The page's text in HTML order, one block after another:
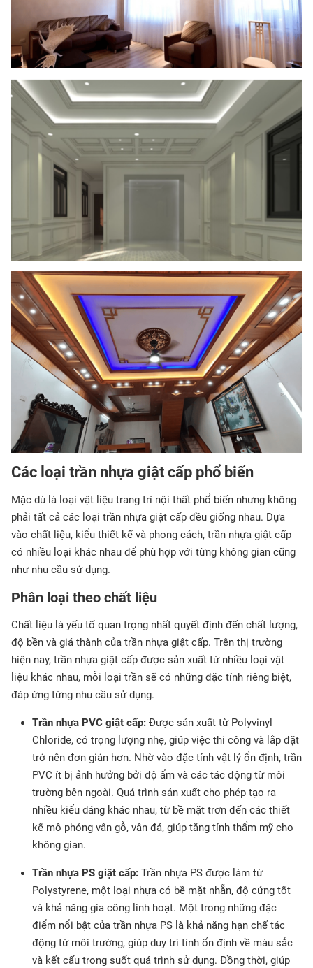
Các loại trần nhựa giật cấp phổ biến
Mặc dù là loại vật liệu trang trí nội thất phổ biến nhưng không
phải tất cả các loại trần nhựa giật cấp đều giống nhau. Dựa
vào chất liệu, kiểu thiết kế và phong cách, trần nhựa giật cấp
có nhiều loại khác nhau để phù hợp với từng không gian cũng
như nhu cầu sử dụng.
Phân loại theo chất liệu
Chất liệu là yếu tố quan trọng nhất quyết định đến chất lượng,
độ bền và giá thành của trần nhựa giật cấp. Trên thị trường
hiện nay, trần nhựa giật cấp được sản xuất từ nhiều loại vật
liệu khác nhau, mỗi loại trần sẽ có những đặc tính riêng biệt,
đáp ứng từng nhu cầu sử dụng.
Trần nhựa PVC giật cấp: Được sản xuất từ Polyvinyl
Chloride, có trọng lượng nhẹ, giúp việc thi công và lắp đặt
trở nên đơn giản hơn. Nhờ vào đặc tính vật lý ổn định, trần
PVC ít bị ảnh hưởng bởi độ ẩm và các tác động từ môi
trường bên ngoài. Quá trình sản xuất cho phép tạo ra
nhiều kiểu dáng khác nhau, từ bề mặt trơn đến các thiết
kế mô phỏng vân gỗ, vân đá, giúp tăng tính thẩm mỹ cho
không gian.
Trần nhựa PS giật cấp: Trần nhựa PS được làm từ
Polystyrene, một loại nhựa có bề mặt nhẵn, độ cứng tốt
và khả năng gia công linh hoạt. Một trong những đặc
điểm nổi bật của trần nhựa PS là khả năng hạn chế tác
động từ môi trường, giúp duy trì tính ổn định về màu sắc
và kết cấu trong suốt quá trình sử dụng. Đồng thời, giúp